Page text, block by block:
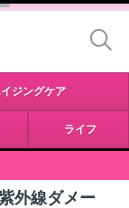
ジングケア
ライフ
外線ダメー